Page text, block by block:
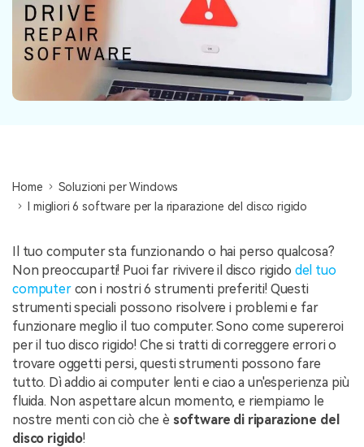
NovitÃ
Storie search
Home
Soluzioni per Windows
I migliori 6 software per la riparazione del disco rigido
Il tuo computer sta funzionando o hai perso qualcosa?
Non preoccuparti! Puoi far rivivere il disco rigido del tuo
computercon i nostri 6 strumenti preferiti! Questi
strumenti speciali possono risolvere i problemi e far
funzionare meglio il tuo computer. Sono come supereroi
per il tuo disco rigido! Che si tratti di correggere errori o
trovare oggetti persi, questi strumenti possono fare
tutto. Dì addio ai computer lenti e ciao a un'esperienza più
fluida. Non aspettare alcun momento, e riempiamo le
nostre menti con ciò che è software di riparazione del
disco rigido!